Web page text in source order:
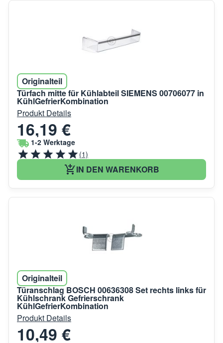
Originalteil
Türfach mitte für Kühlabteil SIEMENS 00706077 in
KühlGefrierKombination
Produkt Details
16,19 €
1-2 Werktage
(1)
IN DEN WARENKORB
Originalteil
Türanschlag BOSCH 00636308 Set rechts links für
Kühlschrank Gefrierschrank
KühlGefrierKombination
Produkt Details
10,49 €